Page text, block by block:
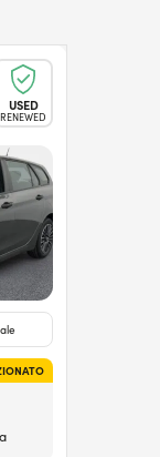
USED
RENEWED